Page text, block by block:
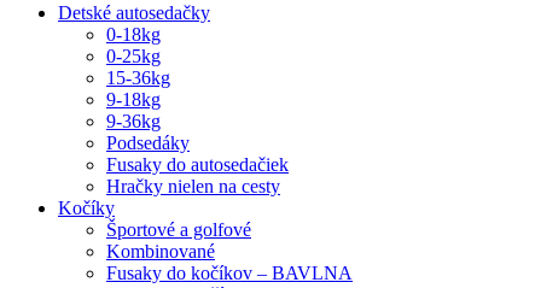
Detské autosedačky
0-18kg
0-25kg
15-36kg
9-18kg
9-36kg
Podsedáky
Fusaky do autosedačiek
Hračky nielen na cesty
Kočíky
Športové a golfové
Kombinované
Fusaky do kočíkov – BAVLNA